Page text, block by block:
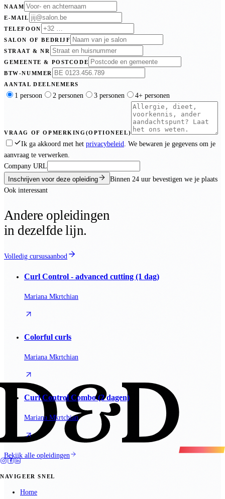
NAAM
E-MAIL
TELEFOON
SALON OF BEDRIJF
STRAAT & NR
GEMEENTE & POSTCODE
BTW-NUMMER
AANTAL DEELNEMERS
1 persoon 2 personen 3 personen 4+ personen
VRAAG OF OPMERKING(OPTIONEEL)
Ik ga akkoord met het privacybeleid. We bewaren je gegevens om je
aanvraag te verwerken.
Company URL
Inschrijven voor deze opleiding
Binnen 24 uur bevestigen we je plaats
Ook interessant
Andere opleidingen
in dezelfde lijn.
Volledig cursusaanbod
Curl Control - advanced cutting (1 dag)
Mariana Mkrtchian
Colorful curls
Mariana Mkrtchian
Curl Control Combo (2 dagen)
Mariana Mkrtchian
Bekijk alle opleidingen
NAVIGEER SNEL
Home